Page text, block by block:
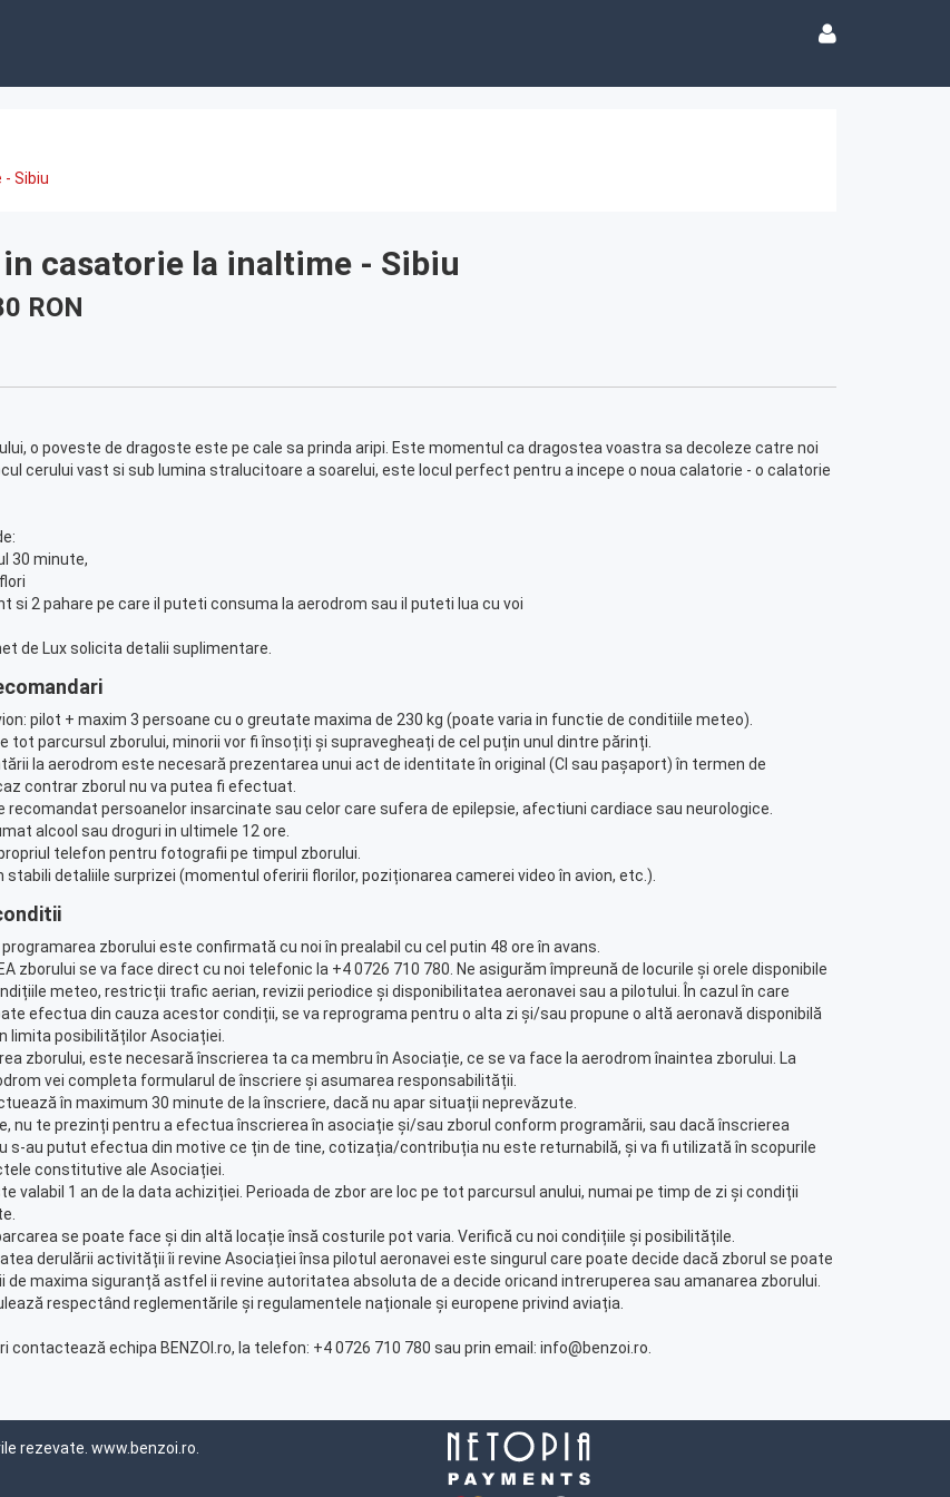
Sibiu
casatorie la inaltime - Sibiu
RON
o poveste de dragoste este pe cale sa prinda aripi. Este momentul ca dragostea voastra sa decoleze catre noi
cerului vast si sub lumina stralucitoare a soarelui, este locul perfect pentru a incepe o noua calatorie - o calatorie
30 minute,
si 2 pahare pe care il puteti consuma la aerodrom sau il puteti lua cu voi
de Lux solicita detalii suplimentare.
pilot + maxim 3 persoane cu o greutate maxima de 230 kg (poate varia in functie de conditiile meteo).
tot parcursul zborului, minorii vor fi însoțiți și supravegheați de cel puțin unul dintre părinți.
la aerodrom este necesară prezentarea unui act de identitate în original (CI sau pașaport) în termen de
contrar zborul nu va putea fi efectuat.
recomandat persoanelor insarcinate sau celor care sufera de epilepsie, afectiuni cardiace sau neurologice.
alcool sau droguri in ultimele 12 ore.
telefon pentru fotografii pe timpul zborului.
stabili detaliile surprizei (momentul oferirii florilor, poziționarea camerei video în avion, etc.).
zborului este confirmată cu noi în prealabil cu cel putin 48 ore în avans.
zborului se va face direct cu noi telefonic la +4 0726 710 780. Ne asigurăm împreună de locurile și orele disponibile
meteo, restricții trafic aerian, revizii periodice și disponibilitatea aeronavei sau a pilotului. În cazul în care
efectua din cauza acestor condiții, se va reprograma pentru o alta zi și/sau propune o altă aeronavă disponibilă
limita posibilităților Asociației.
zborului, este necesară înscrierea ta ca membru în Asociație, ce se va face la aerodrom înaintea zborului. La
vei completa formularul de înscriere și asumarea responsabilității.
în maximum 30 minute de la înscriere, dacă nu apar situații neprevăzute.
nu te prezinți pentru a efectua înscrierea în asociație și/sau zborul conform programării, sau dacă înscrierea
s-au putut efectua din motive ce țin de tine, cotizația/contribuția nu este returnabilă, și va fi utilizată în scopurile
constitutive ale Asociației.
valabil 1 an de la data achiziției. Perioada de zbor are loc pe tot parcursul anului, numai pe timp de zi și condiții
se poate face și din altă locație însă costurile pot varia. Verifică cu noi condițiile și posibilitățile.
derulării activității îi revine Asociației însa pilotul aeronavei este singurul care poate decide dacă zborul se poate
de maxima siguranță astfel ii revine autoritatea absoluta de a decide oricand intreruperea sau amanarea zborului.
respectând reglementările și regulamentele naționale și europene privind aviația.
contactează echipa BENZOI.ro, la telefon: +4 0726 710 780 sau prin email: info@benzoi.ro.
rezevate. www.benzoi.ro